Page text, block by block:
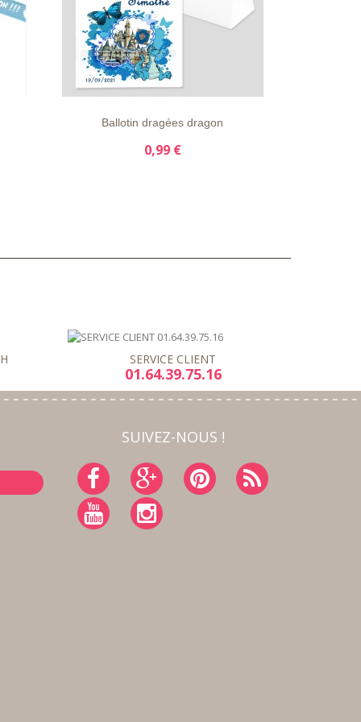
LISTE
D'ENVIE
APERÇU
RAPIDE
Ballotin dragées dragon
0,99 €
SERVICE CLIENT
01.64.39.75.16
SUIVEZ-NOUS !